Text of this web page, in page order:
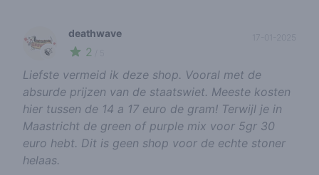
🍃
deathwave
2
Liefste vermeid ik deze shop. Vooral met de
absurde prijzen van de staatswiet. Meeste kosten
hier tussen de 14 a 17 euro de gram! Terwijl je in
Maastricht de green of purple mix voor 5gr 30
euro hebt. Dit is geen shop voor de echte stoner
helaas.